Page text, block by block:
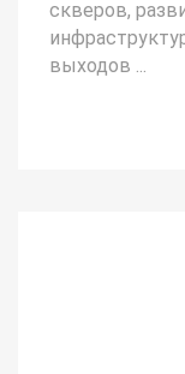
скверов,
выходов ...